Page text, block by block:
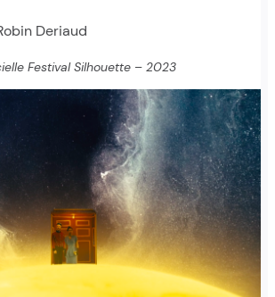
Deriaud
Festival Silhouette – 2023